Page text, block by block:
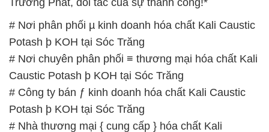
Kali Caustic Potash þ KOH tại Sóc Trăng
PHÒNG KINH DOANH – CÔNG TY HÓA CHẤT
ĐẮC TRƯỜNG PHÁT
🌐 Website: https://hoachatmientay.vn/
📞 Hotline: